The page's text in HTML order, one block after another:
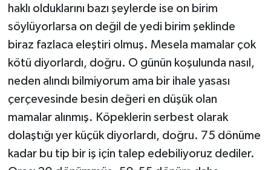
haklı olduklarını bazı şeylerde ise on birim
söylüyorlarsa on değil de yedi birim şeklinde
biraz fazlaca eleştiri olmuş. Mesela mamalar çok
kötü diyorlardı, doğru. O günün koşulunda nasıl,
neden alındı bilmiyorum ama bir ihale yasası
çerçevesinde besin değeri en düşük olan
mamalar alınmış. Köpeklerin serbest olarak
dolaştığı yer küçük diyorlardı, doğru. 75 dönüme
kadar bu tip bir iş için talep edebiliyoruz dediler.